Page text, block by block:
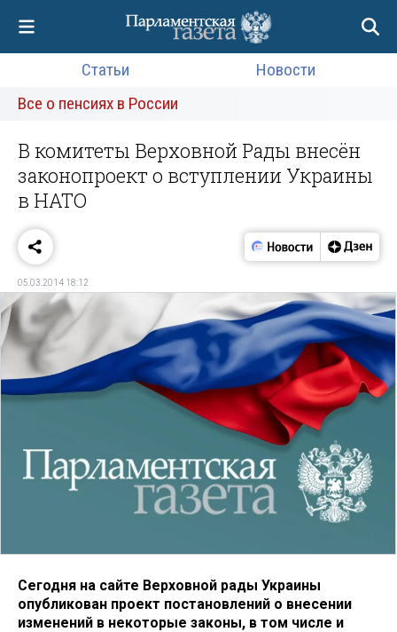
Статьи
Новости
Все о пенсиях в России
В комитеты Верховной Рады внесён
законопроект о вступлении Украины
в НАТО
05.03.2014 18:12
Сегодня на сайте Верховной рады Украины
опубликован проект постановлений о внесении
изменений в некоторые законы, в том числе и